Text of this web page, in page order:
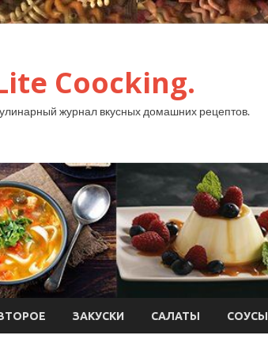
Coocking.
журнал вкусных домашних рецептов.
ЗАКУСКИ САЛАТЫ СОУСЫ